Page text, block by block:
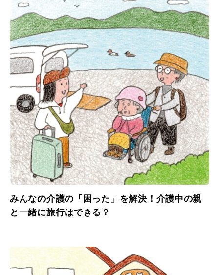
みんなの介護の「困った」を解決！介護中の親
と一緒に旅行はできる？